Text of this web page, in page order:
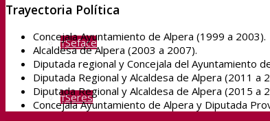
Seface
Seres
Trayectoria Política
Concejala Ayuntamiento de Alpera (1999 a 2003).
Alcaldesa de Alpera (2003 a 2007).
Diputada regional y Concejala del Ayuntamiento
Diputada Regional y Alcaldesa de Alpera (2011 a
Diputada Regional y Alcaldesa de Alpera (2015 a
Concejala Ayuntamiento de Alpera y Diputada